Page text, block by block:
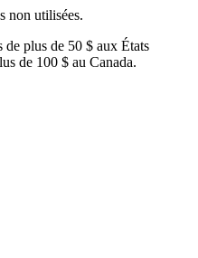
non utilisées.
plus de 50 $ aux États
de 100 $ au Canada.